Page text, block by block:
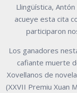
Llingüística,
acueye esta cita
participaron
Los ganadores
cafiante muerte
Xovellanos de
(XXVII Premiu Xuan